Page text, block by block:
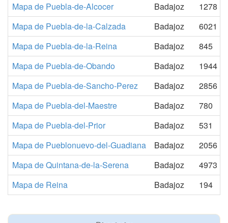
Mapa de Puebla-de-Alcocer
Badajoz
1278
Mapa de Puebla-de-la-Calzada
Badajoz
6021
Mapa de Puebla-de-la-Reina
Badajoz
845
Mapa de Puebla-de-Obando
Badajoz
1944
Mapa de Puebla-de-Sancho-Perez
Badajoz
2856
Mapa de Puebla-del-Maestre
Badajoz
780
Mapa de Puebla-del-Prior
Badajoz
531
Mapa de Pueblonuevo-del-Guadiana
Badajoz
2056
Mapa de Quintana-de-la-Serena
Badajoz
4973
Mapa de Reina
Badajoz 194